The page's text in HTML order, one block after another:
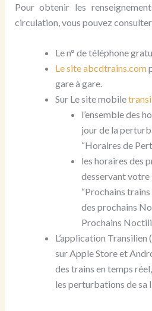
Pour obtenir les
circulation, vous pouvez
Le n° de téléphone
Le site abcdtrains.com
gare à gare.
Sur Le site mobile
l’ensemble des
jour de la
“Horaires de
les horaires des
desservant votre
“Prochains trains
des prochains
Prochains
L’application
sur Apple Store et
des trains en temps
les perturbations de sa